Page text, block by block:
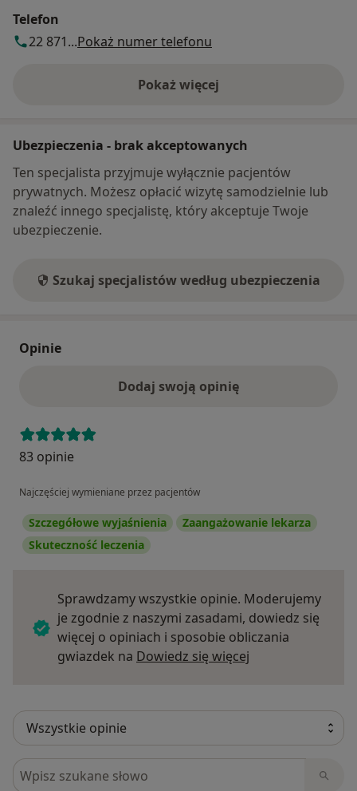
Telefon
22 871...Pokaż numer telefonu
Pokaż więcej
o adresie
Ubezpieczenia - brak akceptowanych
Ten specjalista przyjmuje wyłącznie pacjentów
prywatnych. Możesz opłacić wizytę samodzielnie lub
znaleźć innego specjalistę, który akceptuje Twoje
ubezpieczenie.
Szukaj specjalistów według ubezpieczenia
Opinie
Dodaj swoją opinię
83 opinie
Najczęściej wymieniane przez pacjentów
Szczegółowe wyjaśnienia
Zaangażowanie lekarza
Skuteczność leczenia
Sprawdzamy wszystkie opinie. Moderujemy
je zgodnie z naszymi zasadami, dowiedz się
więcej o opiniach i sposobie obliczania
gwiazdek na Dowiedz się więcej
Szukaj w opiniach